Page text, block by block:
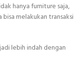
hanya furniture saja,
melakukan transaksi
lebih indah dengan